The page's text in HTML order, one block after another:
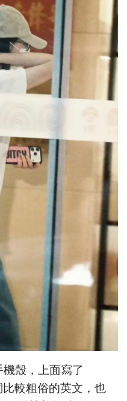
殼，上面寫了
比較粗俗的英文，也